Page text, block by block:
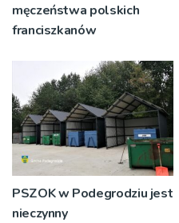
męczeństwa polskich
franciszkanów
PSZOK w Podegrodziu jest
nieczynny